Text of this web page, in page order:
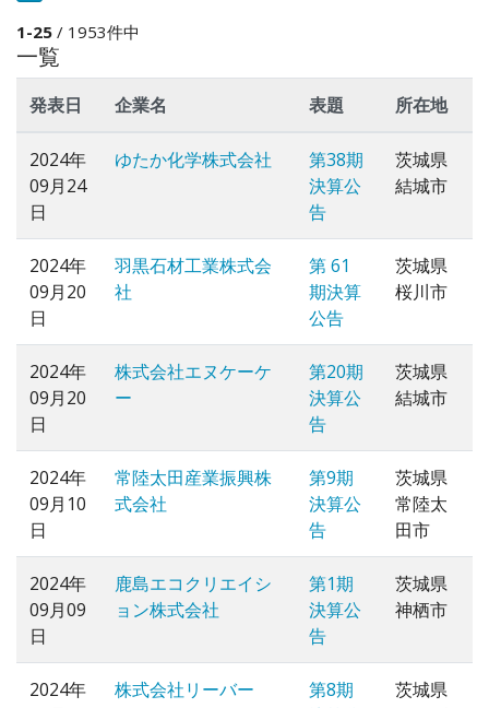
1-25 / 1953件中
一覧
発表日 企業名 表題 所在地
2024年
09月24
日
ゆたか化学株式会社
第38期
決算公
告
茨城県
結城市
2024年
09月20
日
羽黒石材工業株式会
社
第 61
期決算
公告
茨城県
桜川市
2024年
09月20
日
株式会社エヌケーケ
ー
第20期
決算公
告
茨城県
結城市
2024年
09月10
日
常陸太田産業振興株
式会社
第9期
決算公
告
茨城県
常陸太
田市
2024年
09月09
日
鹿島エコクリエイシ
ョン株式会社
第1期
決算公
告
茨城県
神栖市
2024年
株式会社リーバー
第8期
茨城県